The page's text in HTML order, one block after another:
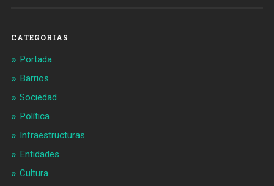
CATEGORIAS
Portada
Barrios
Sociedad
Política
Infraestructuras
Entidades
Cultura